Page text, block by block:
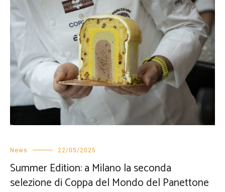
News 22/05/2025
Summer Edition: a Milano la seconda
selezione di Coppa del Mondo del Panettone